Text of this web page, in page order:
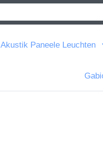
Akustik Paneele Leuchten